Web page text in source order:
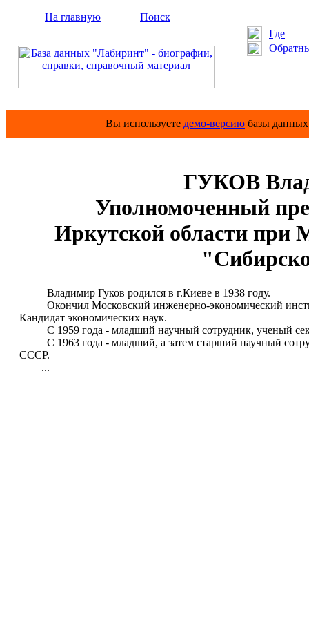
На главную
Поиск
Где
Вы используете демо-версию базы
ГУКОВ
Уполномоченный
Иркутской области при
Владимир Гуков родился в г.Киеве в 1938 году.
Окончил Московский инженерно-экономический
Кандидат экономических наук.
С 1959 года - младший научный сотрудник, ученый
С 1963 года - младший, а затем старший научный
СССР.
...